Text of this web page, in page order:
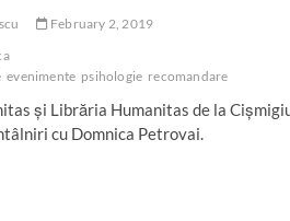
February 2, 2019
evenimente psihologie recomandare
și Librăria Humanitas de la
cu Domnica Petrovai.